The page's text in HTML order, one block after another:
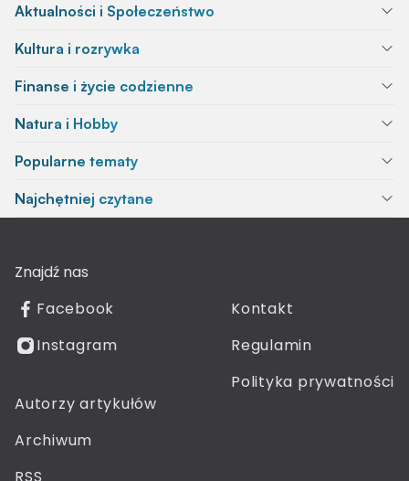
Aktualności i Społeczeństwo
Kultura i rozrywka
Finanse i życie codzienne
Natura i Hobby
Popularne tematy
Najchętniej czytane
Znajdź nas
Facebook
Instagram
Kontakt
Regulamin
Polityka prywatności
Autorzy artykułów
Archiwum
RSS